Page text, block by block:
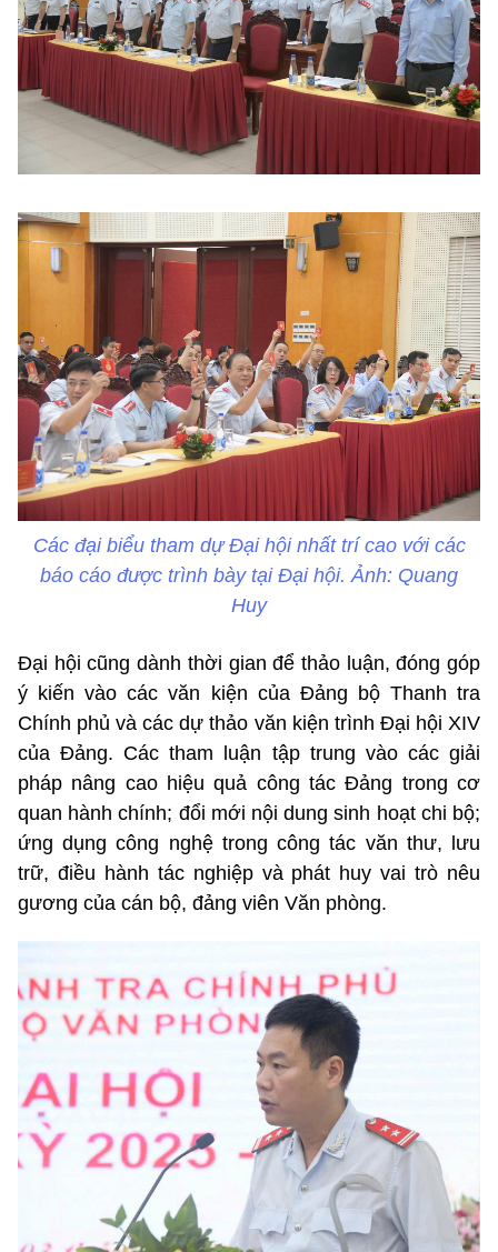
Các đại biểu tham dự Đại hội nhất trí cao với các
báo cáo được trình bày tại Đại hội. Ảnh: Quang
Huy
Đại hội cũng dành thời gian để thảo luận, đóng góp
ý kiến vào các văn kiện của Đảng bộ Thanh tra
Chính phủ và các dự thảo văn kiện trình Đại hội XIV
của Đảng. Các tham luận tập trung vào các giải
pháp nâng cao hiệu quả công tác Đảng trong cơ
quan hành chính; đổi mới nội dung sinh hoạt chi bộ;
ứng dụng công nghệ trong công tác văn thư, lưu
trữ, điều hành tác nghiệp và phát huy vai trò nêu
gương của cán bộ, đảng viên Văn phòng.